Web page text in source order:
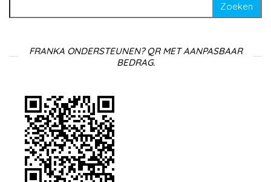
FRANKA ONDERSTEUNEN? QR MET AANPASBAAR
BEDRAG.